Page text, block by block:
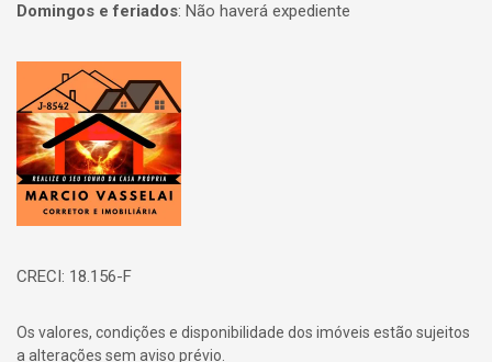
Domingos e feriados: Não haverá expediente
Página inicial
CRECI: 18.156-F
Os valores, condições e disponibilidade dos imóveis estão sujeitos
a alterações sem aviso prévio.